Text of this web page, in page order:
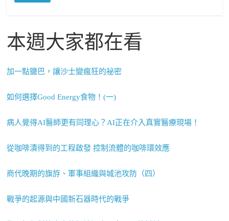
本週大家都在看
加一點鹽巴，讓沙士變瘋狂的祕密
如何選擇Good Energy食物！(一)
病人覺得AI醫師更有同理心？AI正在介入真實醫療現場！
從咖啡漬得到的工程啟發 控制流體的咖啡環效應
商代晚期的旗斿、軍事組織與城池攻防（四）
戰爭的起源與中國新石器時代的戰爭